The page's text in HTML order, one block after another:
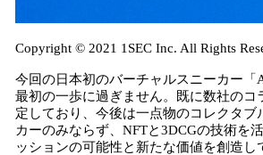
Copyright © 2021 1SEC Inc. All Rights
今回の日本初のバーチャルスニーカー
最初の一歩に過ぎません。既に数社のコ
定しており、今後は一点物のコレクタブ
カーのみならず、NFTと3DCGの技術を
ッションの可能性と新たな価値を創造し